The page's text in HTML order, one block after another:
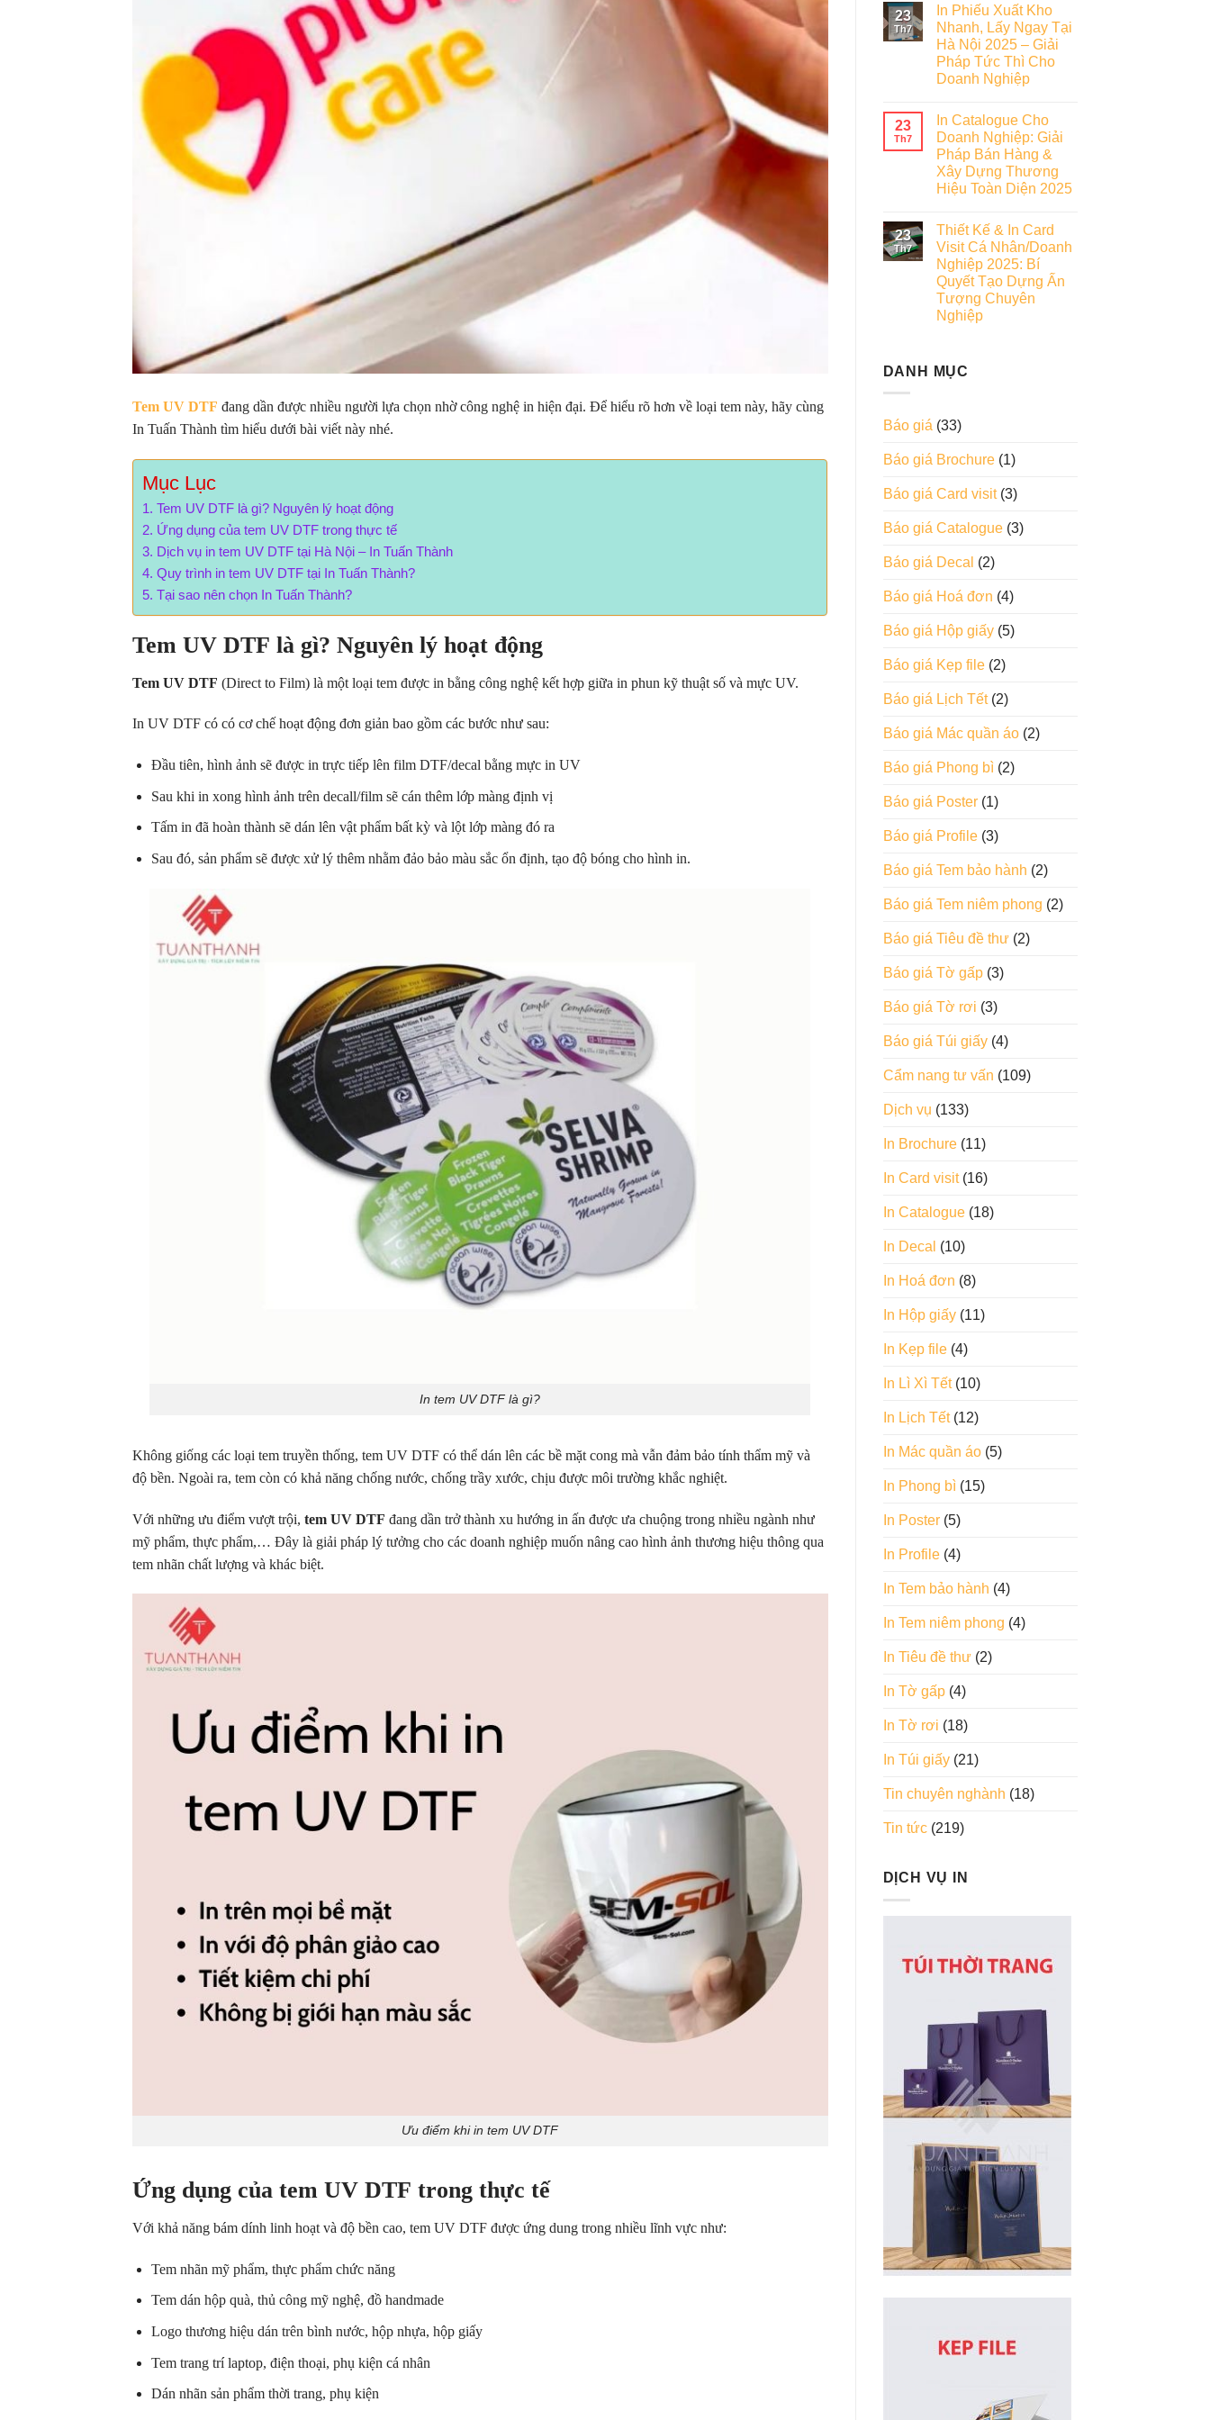
Tem UV DTF đang dần được nhiều người lựa chọn nhờ công nghệ in hiện đại. Để hiểu rõ hơn về loại tem này, hãy cùng
In Tuấn Thành tìm hiểu dưới bài viết này nhé.
Mục Lục
Tem UV DTF là gì? Nguyên lý hoạt động
Ứng dụng của tem UV DTF trong thực tế
Dịch vụ in tem UV DTF tại Hà Nội – In Tuấn Thành
Quy trình in tem UV DTF tại In Tuấn Thành?
Tại sao nên chọn In Tuấn Thành?
Tem UV DTF là gì? Nguyên lý hoạt động
Tem UV DTF (Direct to Film) là một loại tem được in bằng công nghệ kết hợp giữa in phun kỹ thuật số và mực UV.
In UV DTF có có cơ chế hoạt động đơn giản bao gồm các bước như sau:
Đầu tiên, hình ảnh sẽ được in trực tiếp lên film DTF/decal bằng mực in UV
Sau khi in xong hình ảnh trên decall/film sẽ cán thêm lớp màng định vị
Tấm in đã hoàn thành sẽ dán lên vật phẩm bất kỳ và lột lớp màng đó ra
Sau đó, sản phẩm sẽ được xử lý thêm nhằm đảo bảo màu sắc ổn định, tạo độ bóng cho hình in.
In tem UV DTF là gì?
Không giống các loại tem truyền thống, tem UV DTF có thể dán lên các bề mặt cong mà vẫn đảm bảo tính thẩm mỹ và
độ bền. Ngoài ra, tem còn có khả năng chống nước, chống trầy xước, chịu được môi trường khắc nghiệt.
Với những ưu điểm vượt trội, tem UV DTF đang dần trở thành xu hướng in ấn được ưa chuộng trong nhiều ngành như
mỹ phẩm, thực phẩm,… Đây là giải pháp lý tưởng cho các doanh nghiệp muốn nâng cao hình ảnh thương hiệu thông qua
tem nhãn chất lượng và khác biệt.
Ưu điểm khi in tem UV DTF
Ứng dụng của tem UV DTF trong thực tế
Với khả năng bám dính linh hoạt và độ bền cao, tem UV DTF được ứng dung trong nhiều lĩnh vực như:
Tem nhãn mỹ phẩm, thực phẩm chức năng
Tem dán hộp quà, thủ công mỹ nghệ, đồ handmade
Logo thương hiệu dán trên bình nước, hộp nhựa, hộp giấy
Tem trang trí laptop, điện thoại, phụ kiện cá nhân
Dán nhãn sản phẩm thời trang, phụ kiện
23
Th7
In Phiếu Xuất Kho
Nhanh, Lấy Ngay Tại
Hà Nội 2025 – Giải
Pháp Tức Thì Cho
Doanh Nghiệp
23
Th7
In Catalogue Cho
Doanh Nghiệp: Giải
Pháp Bán Hàng &
Xây Dựng Thương
Hiệu Toàn Diện 2025
23
Th7
Thiết Kế & In Card
Visit Cá Nhân/Doanh
Nghiệp 2025: Bí
Quyết Tạo Dựng Ấn
Tượng Chuyên
Nghiệp
DANH MỤC
Báo giá (33)
Báo giá Brochure(1)
Báo giá Card visit(3)
Báo giá Catalogue(3)
Báo giá Decal (2)
Báo giá Hoá đơn (4)
Báo giá Hộp giấy(5)
Báo giá Kẹp file(2)
Báo giá Lịch Tết(2)
Báo giá Mác quần áo(2)
Báo giá Phong bì(2)
Báo giá Poster(1)
Báo giá Profile(3)
Báo giá Tem bảo hành (2)
Báo giá Tem niêm phong (2)
Báo giá Tiêu đề thư(2)
Báo giá Tờ gấp(3)
Báo giá Tờ rơi (3)
Báo giá Túi giấy(4)
Cẩm nang tư vấn (109)
Dịch vụ (133)
In Brochure(11)
In Card visit(16)
In Catalogue(18)
In Decal (10)
In Hoá đơn (8)
In Hộp giấy(11)
In Kẹp file(4)
In Lì Xì Tết(10)
In Lịch Tết(12)
In Mác quần áo(5)
In Phong bì(15)
In Poster(5)
In Profile(4)
In Tem bảo hành (4)
In Tem niêm phong (4)
In Tiêu đề thư(2)
In Tờ gấp(4)
In Tờ rơi (18)
In Túi giấy(21)
Tin chuyên nghành (18)
Tin tức(219)
DỊCH VỤ IN